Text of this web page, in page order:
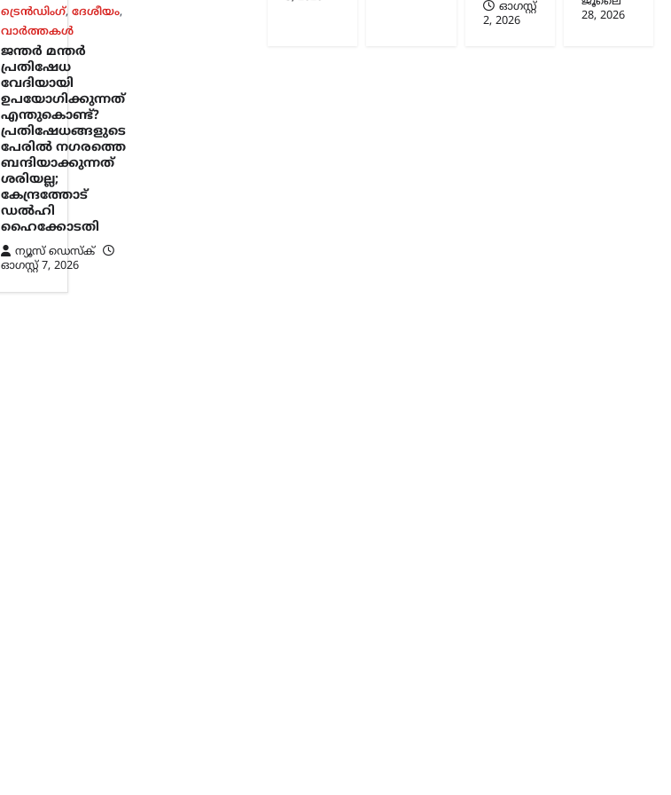
ട്രെൻഡിംഗ്, ദേശീയം,
വാർത്തകൾ
ജന്തർ മന്തർ
പ്രതിഷേധ
വേദിയായി
ഉപയോഗിക്കുന്നത്
എന്തുകൊണ്ട്?
പ്രതിഷേധങ്ങളുടെ
പേരിൽ നഗരത്തെ
ബന്ദിയാക്കുന്നത്
ശരിയല്ല;
കേന്ദ്രത്തോട്
ഡൽഹി
ഹൈക്കോടതി
ന്യൂസ് ഡെസ്ക്
ഓഗസ്റ്റ്‌ 7, 2026
ഓഗസ്റ്റ്‌
2, 2026
28, 2026